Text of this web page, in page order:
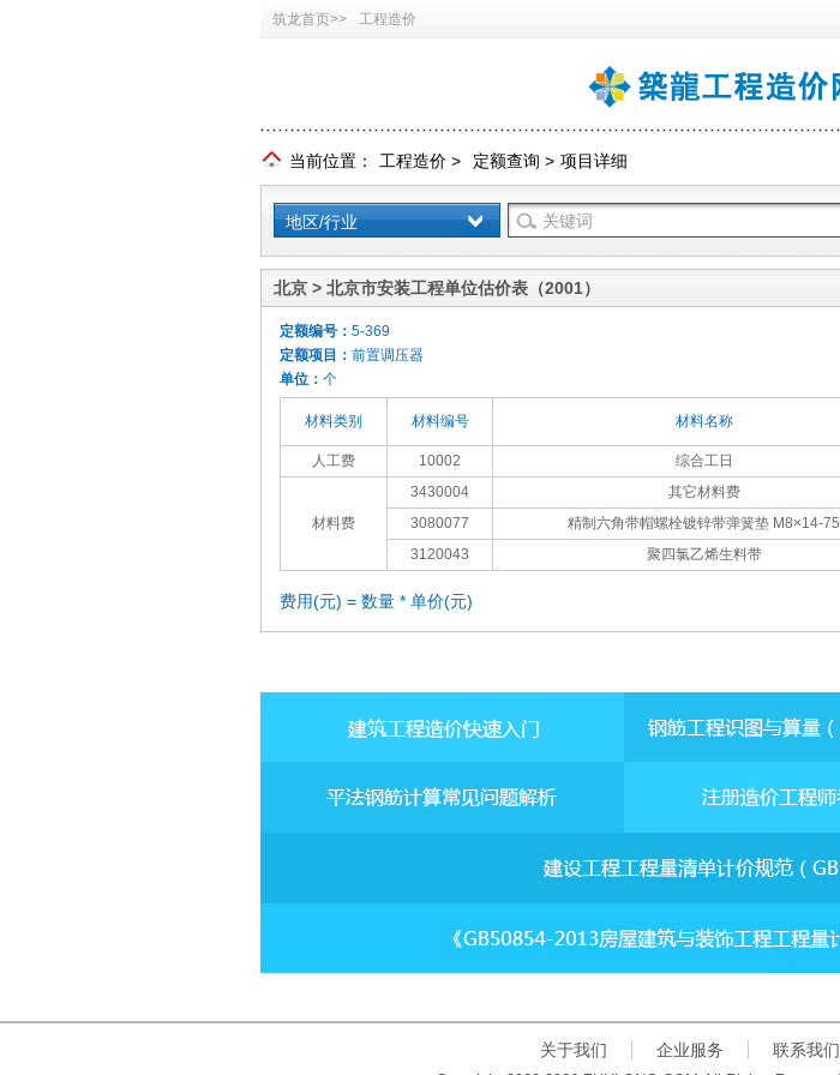
筑龙首页>> 工程造价
当前位置： 工程造价 > 定额查询 > 项目详细
地区/行业
北京 > 北京市安装工程单位估价表（2001）
定额编号： 5-369
定额项目： 前置调压器
单位： 个
材料类别 材料编号 材料名称
人工费 10002 综合工日
材料费
3430004 其它材料费
3080077
精制六角带帽螺栓镀锌带弹簧垫 M8×14-75
3120043
聚四氯乙烯生料带
费用(元) = 数量 * 单价(元)
关于我们 企业服务 联系我们